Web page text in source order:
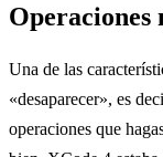
Operaciones
Una de las
«desaparecer», es
operaciones que